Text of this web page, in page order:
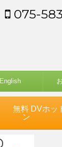
075-
English
無料 DVホッ
ン